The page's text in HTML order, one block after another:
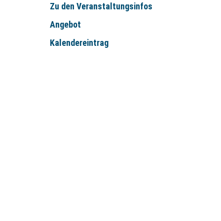
Zu den Veranstaltungsinfos
Angebot
Kalendereintrag